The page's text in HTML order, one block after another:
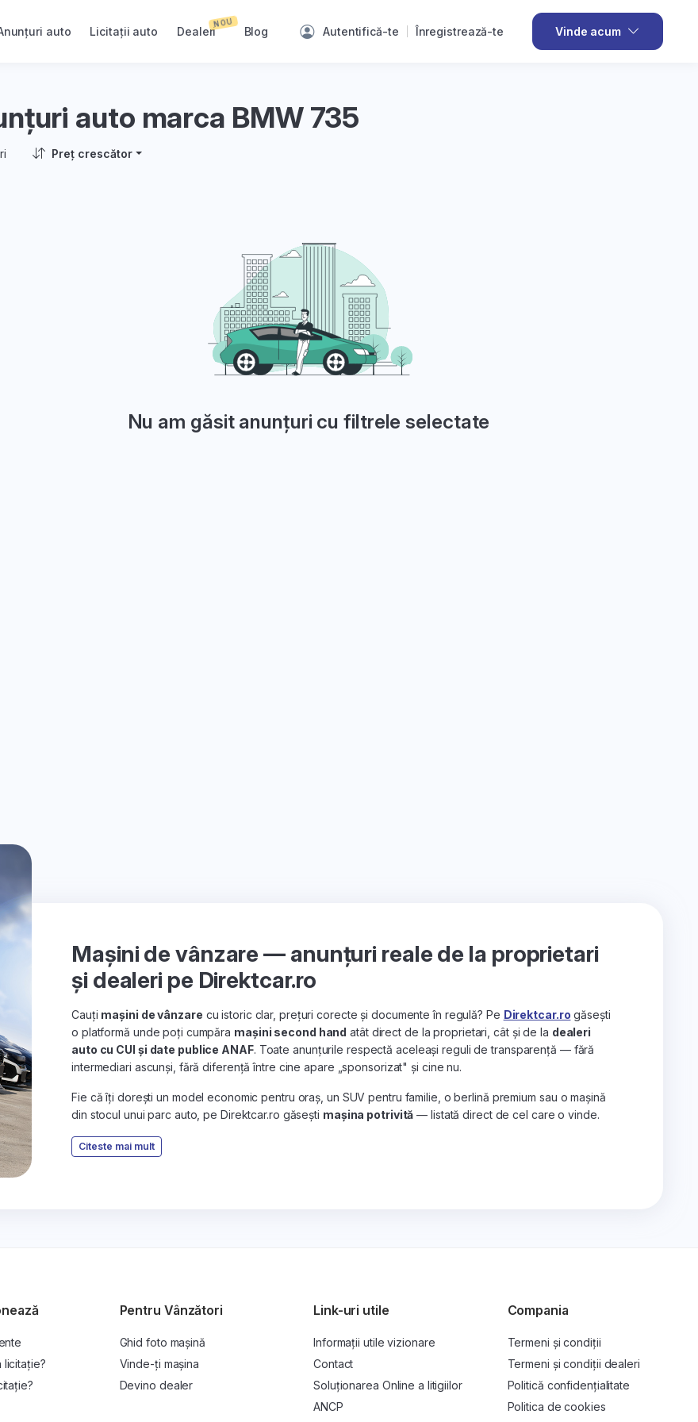
auto Licitații auto Dealeri
NOU
Blog Autentifică-te Înregistrează-te Vinde acum
auto marca BMW 735
Preț crescător
Nu am găsit anunțuri cu filtrele selectate
Mașini de vânzare — anunțuri reale de la proprietari
și dealeri pe Direktcar.ro
Cauți mașini de vânzare cu istoric clar, prețuri corecte și documente în regulă? Pe Direktcar.ro găsești
o platformă unde poți cumpăra mașini second hand atât direct de la proprietari, cât și de la dealeri
auto cu CUI și date publice ANAF. Toate anunțurile respectă aceleași reguli de transparență — fără
intermediari ascunși, fără diferență între cine apare „sponsorizat" și cine nu.
Fie că îți dorești un model economic pentru oraș, un SUV pentru familie, o berlină premium sau o mașină
din stocul unui parc auto, pe Direktcar.ro găsești mașina potrivită — listată direct de cel care o vinde.
Citeste mai mult
licitație?
Pentru Vânzători
Ghid foto mașină
Vinde-ți mașina
Devino dealer
Link-uri utile
Informații utile vizionare
Contact
Soluționarea Online a litigiilor
ANCP
Compania
Termeni și condiții
Termeni și condiții dealeri
Politică confidențialitate
Politica de cookies